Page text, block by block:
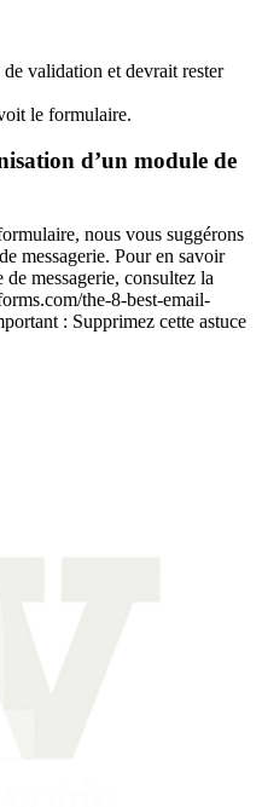
de validation et devrait rester
le formulaire.
d’un module de
nous vous suggérons
messagerie. Pour en savoir
messagerie, consultez la
the-8-best-email-
: Supprimez cette astuce